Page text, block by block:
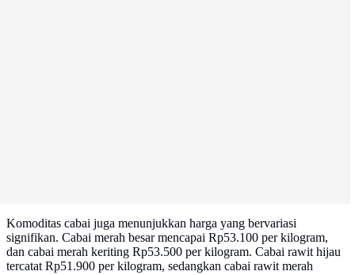
Komoditas cabai juga menunjukkan harga yang bervariasi
signifikan. Cabai merah besar mencapai Rp53.100 per kilogram,
dan cabai merah keriting Rp53.500 per kilogram. Cabai rawit hijau
tercatat Rp51.900 per kilogram, sedangkan cabai rawit merah